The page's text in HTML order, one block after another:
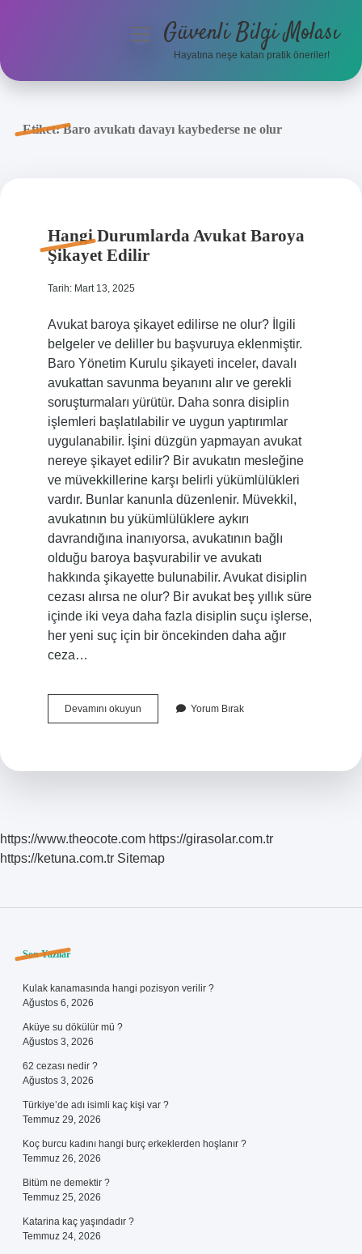
Anasayfa
menüyüGüvenli Bilgi Molası
Hayatına neşe katan pratik öneriler!
Etiket:Baro avukatı davayı kaybederse ne olur
Hangi Durumlarda Avukat Baroya
Şikayet Edilir
Tarih: Mart 13, 2025
Avukat baroya şikayet edilirse ne olur? İlgili
belgeler ve deliller bu başvuruya eklenmiştir.
Baro Yönetim Kurulu şikayeti inceler, davalı
avukattan savunma beyanını alır ve gerekli
soruşturmaları yürütür. Daha sonra disiplin
işlemleri başlatılabilir ve uygun yaptırımlar
uygulanabilir. İşini düzgün yapmayan avukat
nereye şikayet edilir? Bir avukatın mesleğine
ve müvekkillerine karşı belirli yükümlülükleri
vardır. Bunlar kanunla düzenlenir. Müvekkil,
avukatının bu yükümlülüklere aykırı
davrandığına inanıyorsa, avukatının bağlı
olduğu baroya başvurabilir ve avukatı
hakkında şikayette bulunabilir. Avukat disiplin
cezası alırsa ne olur? Bir avukat beş yıllık süre
içinde iki veya daha fazla disiplin suçu işlerse,
her yeni suç için bir öncekinden daha ağır
ceza…
Devamını okuyunHangi
Durumlarda
Yorum Bırak
https://www.theocote.com https://girasolar.com.tr
https://ketuna.com.tr Sitemap
Sidebar
Son Yazılar
Kulak kanamasında hangi pozisyon verilir ?
Ağustos 6, 2026
Aküye su dökülür mü ?
Ağustos 3, 2026
62 cezası nedir ?
Ağustos 3, 2026
Türkiye’de adı isimli kaç kişi var ?
Temmuz 29, 2026
Koç burcu kadını hangi burç erkeklerden hoşlanır ?
Temmuz 26, 2026
Bitüm ne demektir ?
Temmuz 25, 2026
Katarina kaç yaşındadır ?
Temmuz 24, 2026